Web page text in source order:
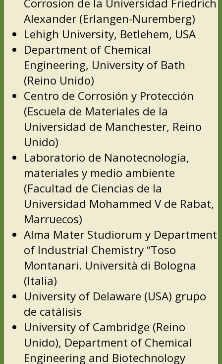
Corrosion de la Universidad Friedrich
Alexander (Erlangen-Nuremberg)
Lehigh University, Betlehem, USA
Department of Chemical
Engineering, University of Bath
(Reino Unido)
Centro de Corrosión y Protección
(Escuela de Materiales de la
Universidad de Manchester, Reino
Unido)
Laboratorio de Nanotecnología,
materiales y medio ambiente
(Facultad de Ciencias de la
Universidad Mohammed V de Rabat,
Marruecos)
Alma Mater Studiorum y Department
of Industrial Chemistry “Toso
Montanari. Università di Bologna
(Italia)
University of Delaware (USA) grupo
de catálisis
University of Cambridge (Reino
Unido), Department of Chemical
Engineering and Biotechnology